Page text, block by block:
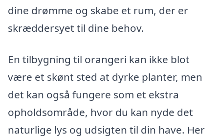
dine drømme og skabe et rum, der er
skræddersyet til dine behov.
En tilbygning til orangeri kan ikke blot
være et skønt sted at dyrke planter, men
det kan også fungere som et ekstra
opholdsområde, hvor du kan nyde det
naturlige lys og udsigten til din have. Her